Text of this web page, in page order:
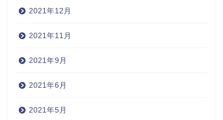
2021年12月
2021年11月
2021年9月
2021年6月
2021年5月